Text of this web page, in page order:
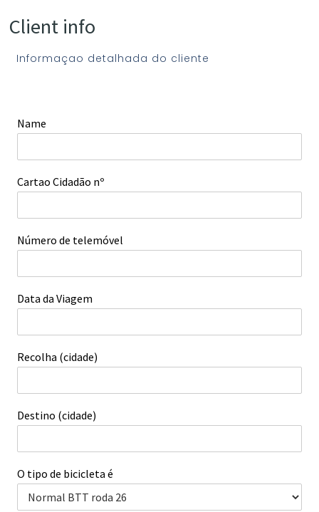
Client info
Informaçao detalhada do cliente
Name
Cartao Cidadão nº
Número de telemóvel
Data da Viagem
Recolha (cidade)
Destino (cidade)
O tipo de bicicleta é